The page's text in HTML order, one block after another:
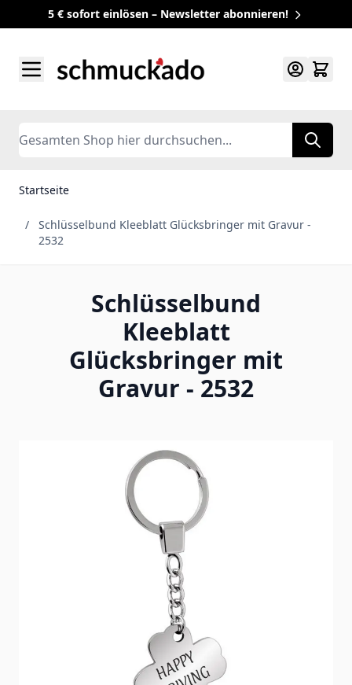
5 € sofort einlösen – Newsletter abonnieren!
Search
Startseite
/
Schlüsselbund Kleeblatt Glücksbringer mit Gravur -
2532
Schlüsselbund
Kleeblatt
Glücksbringer mit
Gravur - 2532